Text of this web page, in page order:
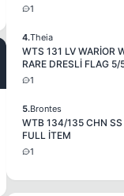
1
4.Theia
WTS 131 LV WARİOR
RARE DRESLİ FLAG 5/
1
5.Brontes
WTB 134/135 CHN SS
FULL İTEM
1